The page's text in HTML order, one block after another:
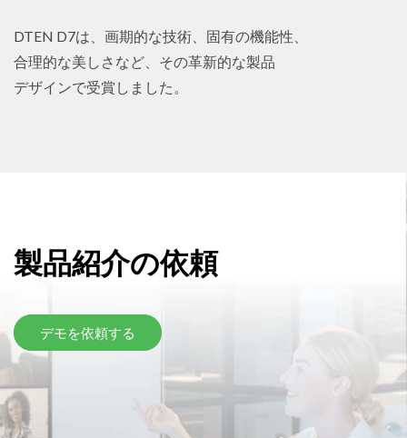
DTEN D7は、画期的な技術、固有の機能性、
合理的な美しさなど、その革新的な製品
デザインで受賞しました。
製品紹介の依頼
デモを依頼する